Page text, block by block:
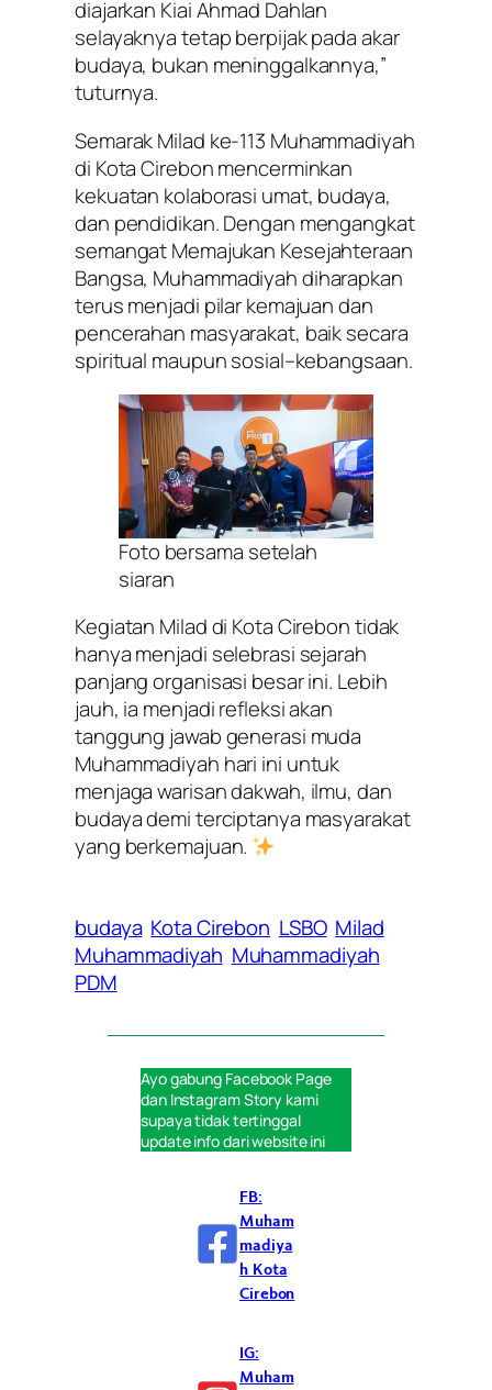
diajarkan Kiai Ahmad Dahlan
selayaknya tetap berpijak pada akar
budaya, bukan meninggalkannya,”
tuturnya.
Semarak Milad ke-113 Muhammadiyah
di Kota Cirebon mencerminkan
kekuatan kolaborasi umat, budaya,
dan pendidikan. Dengan mengangkat
semangat Memajukan Kesejahteraan
Bangsa, Muhammadiyah diharapkan
terus menjadi pilar kemajuan dan
pencerahan masyarakat, baik secara
spiritual maupun sosial–kebangsaan.
Foto bersama setelah
siaran
Kegiatan Milad di Kota Cirebon tidak
hanya menjadi selebrasi sejarah
panjang organisasi besar ini. Lebih
jauh, ia menjadi refleksi akan
tanggung jawab generasi muda
Muhammadiyah hari ini untuk
menjaga warisan dakwah, ilmu, dan
budaya demi terciptanya masyarakat
yang berkemajuan.
budaya Kota Cirebon LSBO Milad
Muhammadiyah Muhammadiyah
PDM
Ayo gabung Facebook Page
dan Instagram Story kami
supaya tidak tertinggal
update info dari website ini
FB:
Muham
madiya
h Kota
Cirebon
IG:
Muham